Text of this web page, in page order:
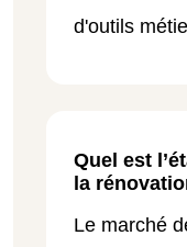
d'outils
Quel est
la
Le marché